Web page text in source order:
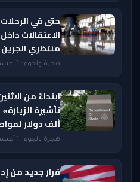
الاعتقالات
منتظري الجرين
هجرة ولجوء · 1 أغسطس 2026 — 12:51 PM
ابتداءً من
ألف دولار لمواطني
هجرة ولجوء · 1 أغسطس 2026 — 9:23 AM
قرار جديد من